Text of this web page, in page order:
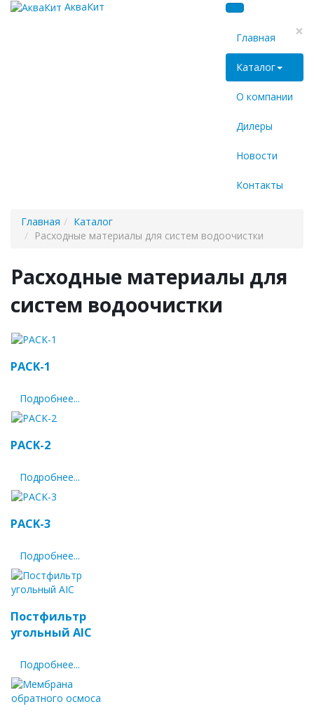
АкваКит
×
Главная
Каталог
О компании
Дилеры
Новости
Контакты
Главная
Каталог
Расходные материалы для систем водоочистки
Расходные материалы для
систем водоочистки
PACK-1
Подробнее...
PACK-2
Подробнее...
PACK-3
Подробнее...
Постфильтр
угольный AIC
Подробнее...